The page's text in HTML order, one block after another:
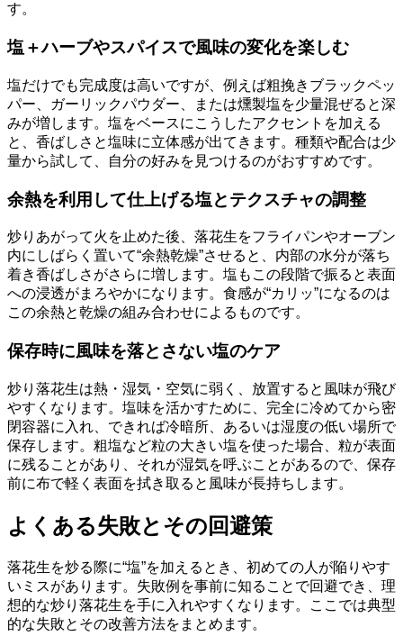
す。
塩＋ハーブやスパイスで風味の変化を楽しむ
塩だけでも完成度は高いですが、例えば粗挽きブラックペッ
パー、ガーリックパウダー、または燻製塩を少量混ぜると深
みが増します。塩をベースにこうしたアクセントを加える
と、香ばしさと塩味に立体感が出てきます。種類や配合は少
量から試して、自分の好みを見つけるのがおすすめです。
余熱を利用して仕上げる塩とテクスチャの調整
炒りあがって火を止めた後、落花生をフライパンやオーブン
内にしばらく置いて“余熱乾燥”させると、内部の水分が落ち
着き香ばしさがさらに増します。塩もこの段階で振ると表面
への浸透がまろやかになります。食感が“カリッ”になるのは
この余熱と乾燥の組み合わせによるものです。
保存時に風味を落とさない塩のケア
炒り落花生は熱・湿気・空気に弱く、放置すると風味が飛び
やすくなります。塩味を活かすために、完全に冷めてから密
閉容器に入れ、できれば冷暗所、あるいは湿度の低い場所で
保存します。粗塩など粒の大きい塩を使った場合、粒が表面
に残ることがあり、それが湿気を呼ぶことがあるので、保存
前に布で軽く表面を拭き取ると風味が長持ちします。
よくある失敗とその回避策
落花生を炒る際に“塩”を加えるとき、初めての人が陥りやす
いミスがあります。失敗例を事前に知ることで回避でき、理
想的な炒り落花生を手に入れやすくなります。ここでは典型
的な失敗とその改善方法をまとめます。